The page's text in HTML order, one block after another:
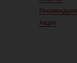
Рекомендуем
Акции